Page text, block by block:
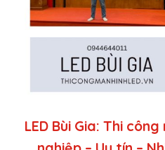
LED Bùi Gia: Thi